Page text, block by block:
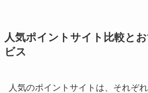
人気ポイントサイト比較と
ビス
人気のポイントサイトは、それぞ